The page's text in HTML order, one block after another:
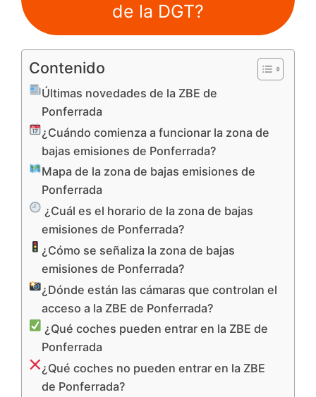
de la DGT?
Contenido
Últimas novedades de la ZBE de
Ponferrada
¿Cuándo comienza a funcionar la zona de
bajas emisiones de Ponferrada?
Mapa de la zona de bajas emisiones de
Ponferrada
¿Cuál es el horario de la zona de bajas
emisiones de Ponferrada?
¿Cómo se señaliza la zona de bajas
emisiones de Ponferrada?
¿Dónde están las cámaras que controlan el
acceso a la ZBE de Ponferrada?
¿Qué coches pueden entrar en la ZBE de
Ponferrada
¿Qué coches no pueden entrar en la ZBE
de Ponferrada?